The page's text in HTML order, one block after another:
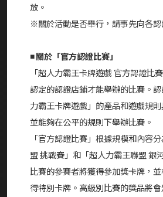
放。
※關於活動是否舉行，請事先向各認
◾ 關於「官方認證比賽」
「超人力霸王卡牌遊戲 官方認證比
認定的認證店鋪才能舉辦的比賽。
力霸王卡牌遊戲」的產品和遊戲規則
並能夠在公平的規則下舉辦比賽。
「官方認證比賽」根據規模和內容
盟 挑戰賽」和「超人力霸王聯盟 銀
比賽的參賽者將獲得參加獎卡牌，
得特別卡牌。高級別比賽的獎品將